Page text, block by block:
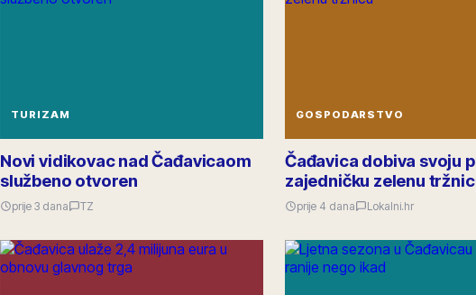
TURIZAM
Novi vidikovac nad Čađavicaom
službeno otvoren
prije 3 dana TZ
GOSPODARSTVO
Čađavica dobiva svoju
zajedničku zelenu
prije 4 dana Lokalni.hr